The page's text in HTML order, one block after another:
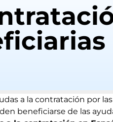
a la contratación por
beneficiarse de las